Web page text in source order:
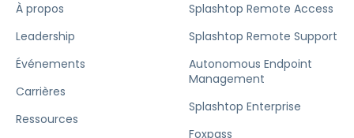
À propos
Leadership
Événements
Carrières
Ressources
Splashtop Remote Access
Splashtop Remote Support
Autonomous Endpoint
Management
Splashtop Enterprise
Foxpass